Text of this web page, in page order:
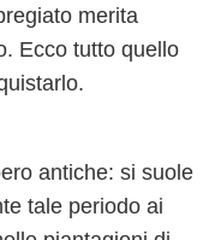
merita
Ecco tutto quello
antiche: si suole
tale periodo ai